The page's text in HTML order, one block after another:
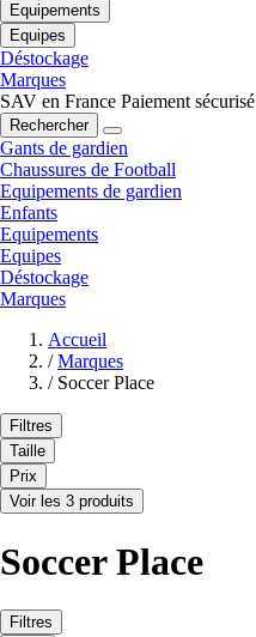
Equipements
Equipes
Déstockage
Marques
SAV en France Paiement sécurisé
Rechercher
Gants de gardien
Chaussures de Football
Equipements de gardien
Enfants
Equipements
Equipes
Déstockage
Marques
Accueil
/ Marques
/ Soccer Place
Filtres
Taille
Prix
Voir les 3 produits
Soccer Place
Filtres